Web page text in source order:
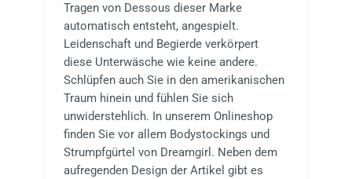
Tragen von Dessous dieser Marke
automatisch entsteht, angespielt.
Leidenschaft und Begierde verkörpert
diese Unterwäsche wie keine andere.
Schlüpfen auch Sie in den amerikanischen
Traum hinein und fühlen Sie sich
unwiderstehlich. In unserem Onlineshop
finden Sie vor allem Bodystockings und
Strumpfgürtel von Dreamgirl. Neben dem
aufregenden Design der Artikel gibt es